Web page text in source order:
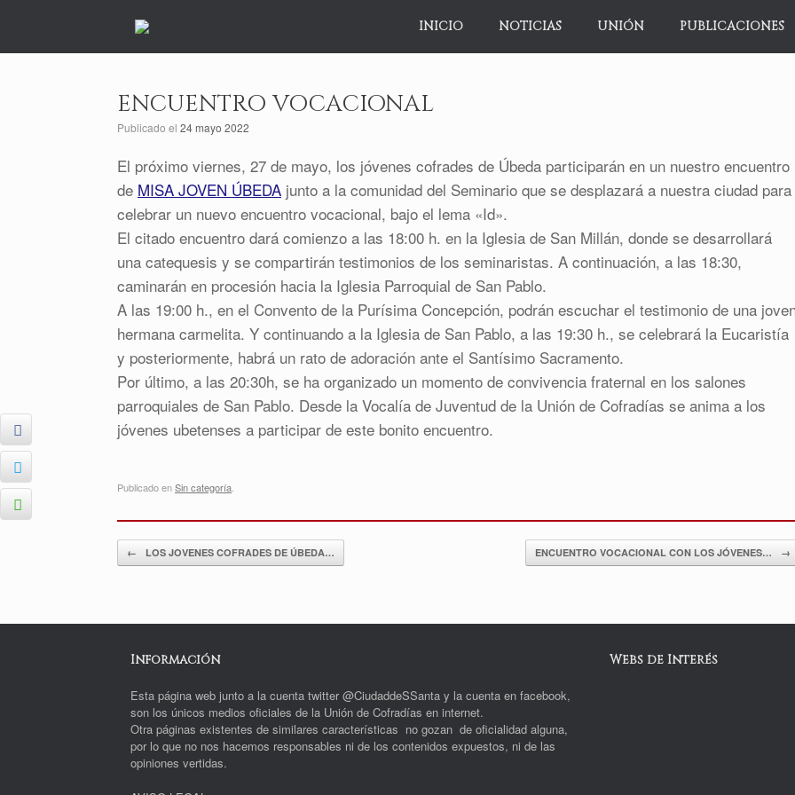
INICIO NOTICIAS UNIÓN PUBLICACIONES
ENCUENTRO VOCACIONAL
Publicado el 24 mayo 2022
El próximo viernes, 27 de mayo, los jóvenes cofrades de Úbeda participarán en un nuestro encuentro
de MISA JOVEN ÚBEDA junto a la comunidad del Seminario que se desplazará a nuestra ciudad para
celebrar un nuevo encuentro vocacional, bajo el lema «Id».
El citado encuentro dará comienzo a las 18:00 h. en la Iglesia de San Millán, donde se desarrollará
una catequesis y se compartirán testimonios de los seminaristas. A continuación, a las 18:30,
caminarán en procesión hacia la Iglesia Parroquial de San Pablo.
A las 19:00 h., en el Convento de la Purísima Concepción, podrán escuchar el testimonio de una
hermana carmelita. Y continuando a la Iglesia de San Pablo, a las 19:30 h., se celebrará la Eucaristía
y posteriormente, habrá un rato de adoración ante el Santísimo Sacramento.
Por último, a las 20:30h, se ha organizado un momento de convivencia fraternal en los salones
parroquiales de San Pablo. Desde la Vocalía de Juventud de la Unión de Cofradías se anima a los
jóvenes ubetenses a participar de este bonito encuentro.
Publicado enSin categoría
Navegador de artículos
← LOS JOVENES COFRADES DE ÚBEDA… ENCUENTRO VOCACIONAL CON LOS JÓVENES… →
Información
Esta página web junto a la cuenta twitter @CiudaddeSSanta y la cuenta en facebook,
son los únicos medios oficiales de la Unión de Cofradías en internet.
Otra páginas existentes de similares características no gozan de oficialidad alguna,
por lo que no nos hacemos responsables ni de los contenidos expuestos, ni de las
opiniones vertidas.
Webs de Interés